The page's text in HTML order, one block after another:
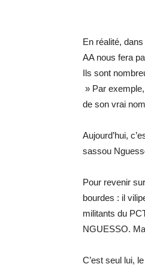
En réalité,
AA nous fera
Ils sont
» Par
de son vrai
Aujourd’hui,
sassou
Pour revenir
bourdes : il
militants du
NGUESSO.
C’est seul lui,